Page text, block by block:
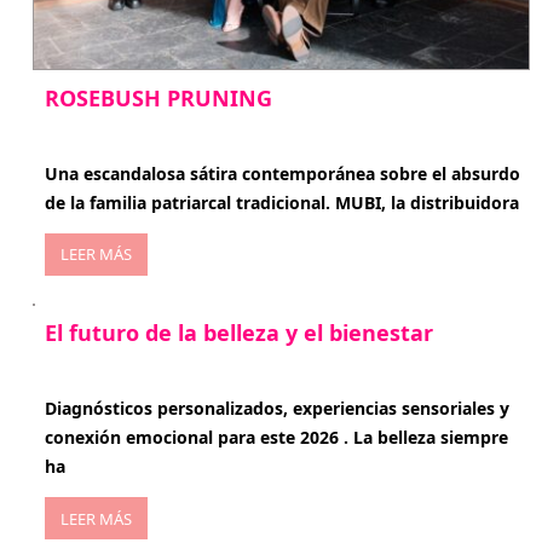
ROSEBUSH PRUNING
Una escandalosa sátira contemporánea sobre el absurdo
de la familia patriarcal tradicional. MUBI, la distribuidora
LEER MÁS
El futuro de la belleza y el bienestar
Diagnósticos personalizados, experiencias sensoriales y
conexión emocional para este 2026 . La belleza siempre
ha
LEER MÁS